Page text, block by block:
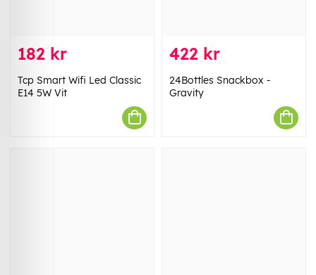
182 kr
Tcp Smart Wifi Led Classic
E14 5W Vit
422 kr
24Bottles Snackbox -
Gravity